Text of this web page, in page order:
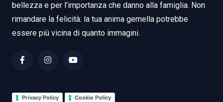
bellezza e per l’importanza che danno alla famiglia. Non
rimandare la felicità: la tua anima gemella potrebbe
essere più vicina di quanto immagini.
Privacy Policy Cookie Policy